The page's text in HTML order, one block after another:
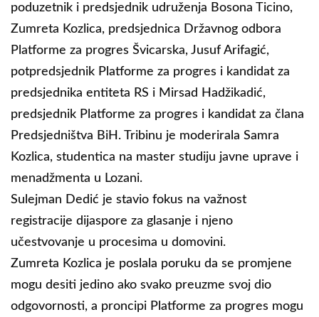
poduzetnik i predsjednik udruženja Bosona Ticino,
Zumreta Kozlica, predsjednica Državnog odbora
Platforme za progres Švicarska, Jusuf Arifagić,
potpredsjednik Platforme za progres i kandidat za
predsjednika entiteta RS i Mirsad Hadžikadić,
predsjednik Platforme za progres i kandidat za člana
Predsjedništva BiH. Tribinu je moderirala Samra
Kozlica, studentica na master studiju javne uprave i
menadžmenta u Lozani.
Sulejman Dedić je stavio fokus na važnost
registracije dijaspore za glasanje i njeno
učestvovanje u procesima u domovini.
Zumreta Kozlica je poslala poruku da se promjene
mogu desiti jedino ako svako preuzme svoj dio
odgovornosti, a proncipi Platforme za progres mogu